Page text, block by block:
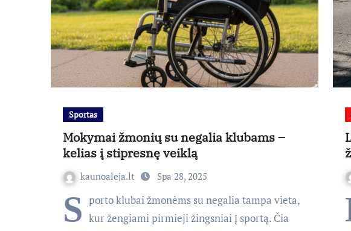
Sportas
Mokymai žmonių su negalia klubams –
kelias į stipresnę veiklą
kaunoaleja.lt Spa 28, 2025
S porto klubai žmonėms su negalia tampa vieta,
kur žengiami pirmieji žingsniai į sportą. Čia